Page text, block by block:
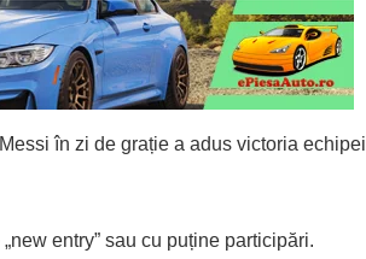
în zi de grație a adus victoria echipei
entry” sau cu puține participări.